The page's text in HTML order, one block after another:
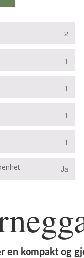
2
1
1
1
1
Ja
en kompakt og